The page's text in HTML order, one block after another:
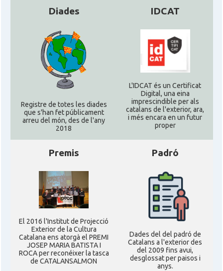
Diades
Registre de totes les diades
que s'han fet públicament
arreu del món, des de l'any
2018
IDCAT
L'IDCAT és un Certificat
Digital, una eina
imprescindible per als
catalans de l'exterior, ara,
i més encara en un futur
proper
Premis
El 2016 l'Institut de Projecció
Exterior de la Cultura
Catalana ens atorgà el PREMI
JOSEP MARIA BATISTA I
ROCA per reconéixer la tasca
de CATALANSALMON
Padró
Dades del del padró de
Catalans a l'exterior des
del 2009 fins avui,
desglossat per paisos i
anys.